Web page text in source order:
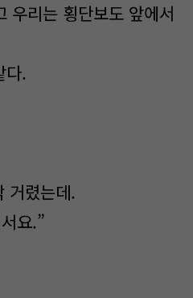
우리는 횡단보도 앞에서
다.
거렸는데.
요.”